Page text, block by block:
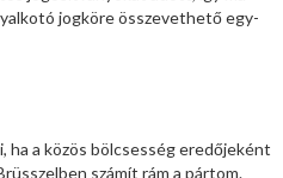
jogköre összevethető egy-
ha a közös bölcsesség eredőjeként
számít rám a pártom.